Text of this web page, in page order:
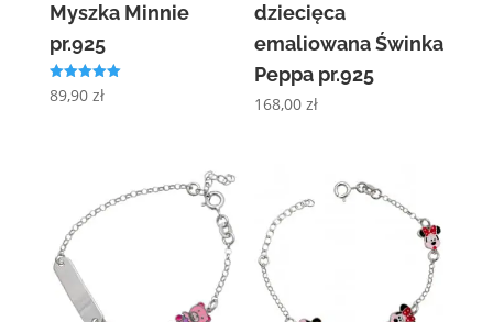
Myszka Minnie
pr.925
Oceniono
5.00
89,90 zł
dziecięca
emaliowana Świnka
Peppa pr.925
168,00zł